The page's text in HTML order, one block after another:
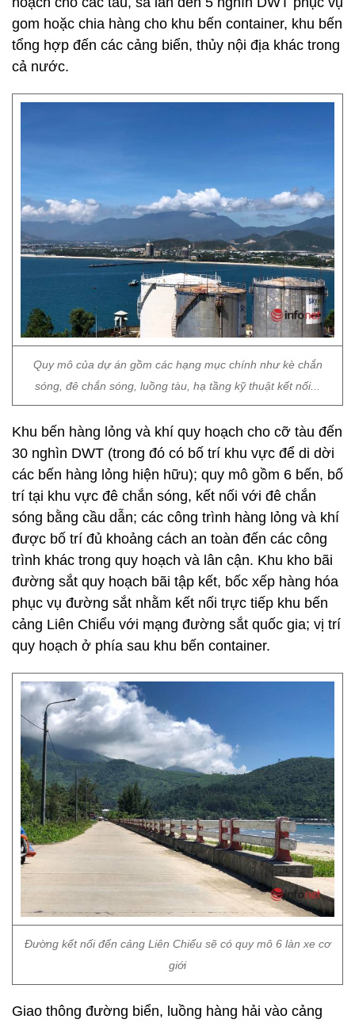
gom hoặc chia hàng cho khu bến container, khu bến
tổng hợp đến các cảng biển, thủy nội địa khác trong
cả nước.
Quy mô của dự án gồm các hạng mục chính như kè chắn
sóng, đê chắn sóng, luồng tàu, hạ tầng kỹ thuật kết nối...
Khu bến hàng lỏng và khí quy hoạch cho cỡ tàu đến
30 nghìn DWT (trong đó có bố trí khu vực để di dời
các bến hàng lỏng hiện hữu); quy mô gồm 6 bến, bố
trí tại khu vực đê chắn sóng, kết nối với đê chắn
sóng bằng cầu dẫn; các công trình hàng lỏng và khí
được bố trí đủ khoảng cách an toàn đến các công
trình khác trong quy hoạch và lân cận. Khu kho bãi
đường sắt quy hoạch bãi tập kết, bốc xếp hàng hóa
phục vụ đường sắt nhằm kết nối trực tiếp khu bến
cảng Liên Chiểu với mạng đường sắt quốc gia; vị trí
quy hoạch ở phía sau khu bến container.
Đường kết nối đến cảng Liên Chiểu sẽ có quy mô 6 làn xe cơ
giới
Giao thông đường biển, luồng hàng hải vào cảng